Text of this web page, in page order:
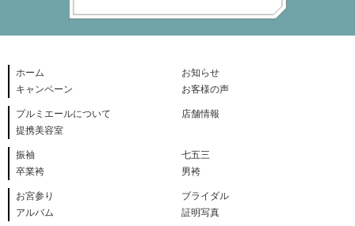
ホーム
お知らせ
キャンペーン
お客様の声
プルミエールについて
店舗情報
提携美容室
振袖
七五三
卒業袴
男袴
お宮参り
ブライダル
アルバム
証明写真